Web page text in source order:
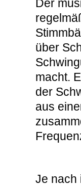
Der
über
macht.
der
aus
Je nach